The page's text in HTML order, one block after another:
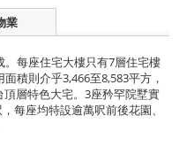
業
每座住宅大樓只有7層住宅樓
積則介乎3,466至8,583平方，
層特色大宅。3座矜罕院墅實
每座均特設逾萬呎前後花園、